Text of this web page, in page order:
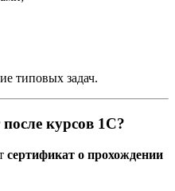
типовых задач.
курсов 1С?
сертификат о прохождении